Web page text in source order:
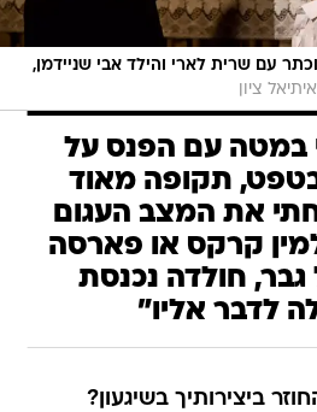
עם שרית לארי והילד אבי שניידמן,
ציון
במטה עם הפנס על
תקופה מאוד
את המצב העגום
קרקס או פארסה
חולדה נכנסת
לדבר אליו"
ביצירותיך בשיגעון?